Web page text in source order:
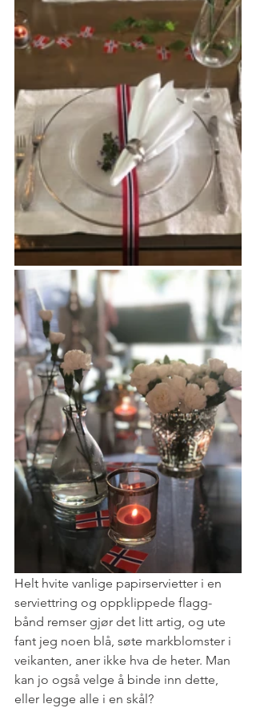
Helt hvite vanlige papirservietter i en
serviettring og oppklippede flagg-
bånd remser gjør det litt artig, og ute
fant jeg noen blå, søte markblomster i
veikanten, aner ikke hva de heter. Man
kan jo også velge å binde inn dette,
eller legge alle i en skål?